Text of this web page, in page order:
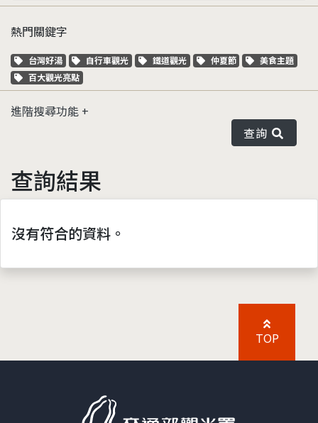
熱門關鍵字
關鍵字標籤
台灣好湯 關鍵字標籤
自行車觀光 關鍵字標籤
鐵道觀光 關鍵字標籤
仲夏節 關鍵字標籤
美食主題
關鍵字標籤
百大觀光亮點
進階搜尋功能
查詢
查詢結果
沒有符合的資料。
TOP